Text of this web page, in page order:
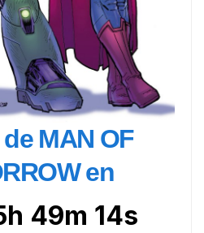
MAN OF
en
49m 12s